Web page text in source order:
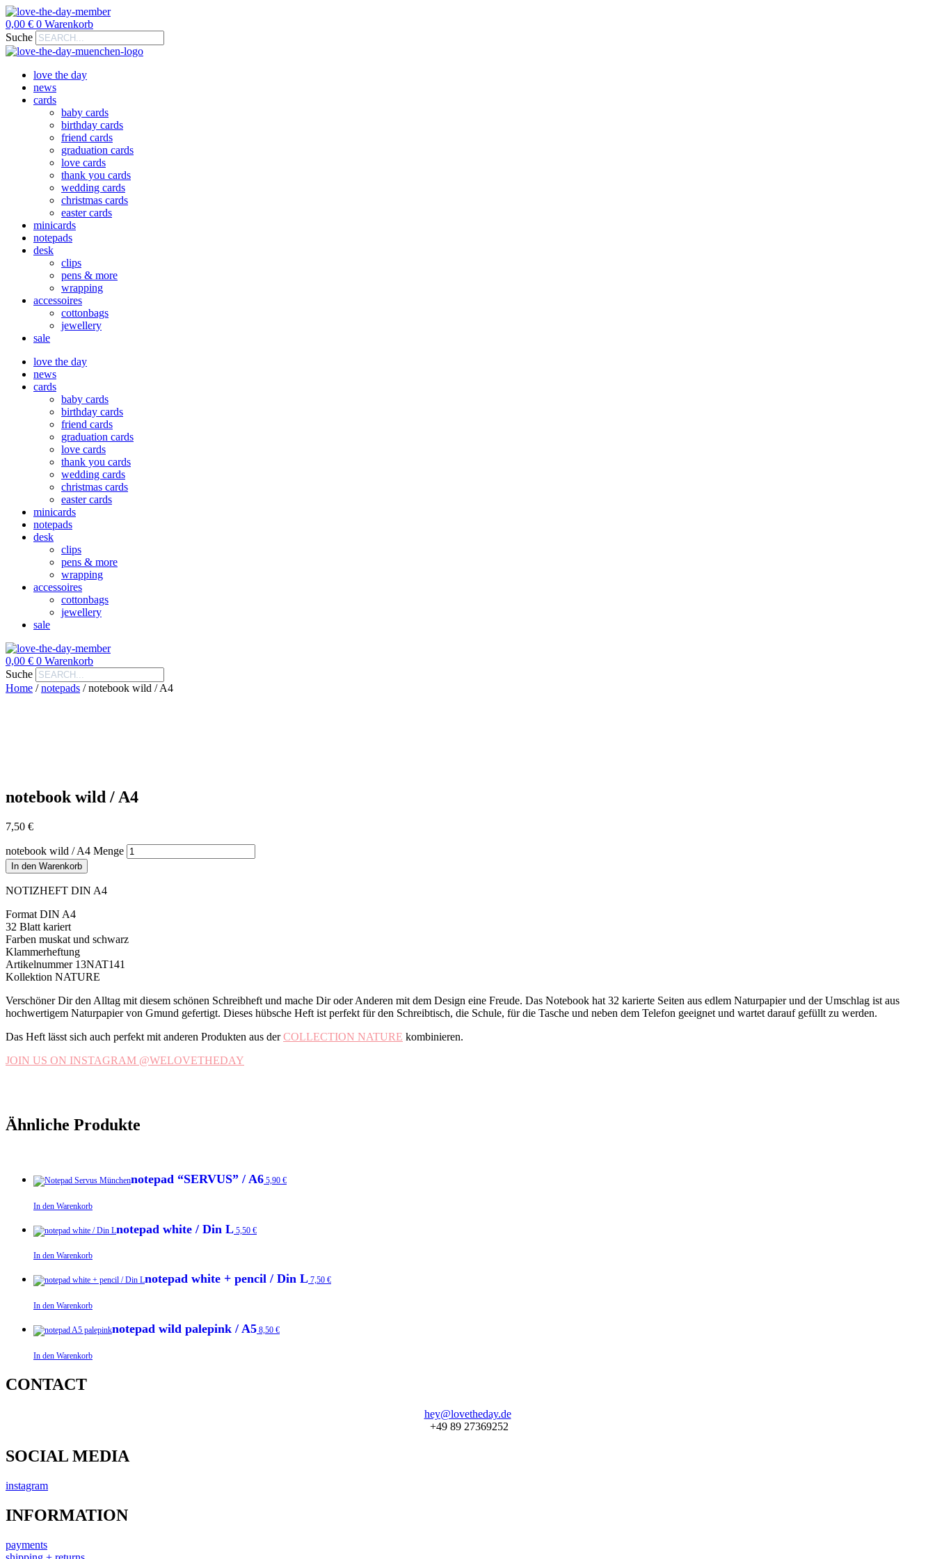
0,00 € 0 Warenkorb
Suche
love the day
news
cards
baby cards
birthday cards
friend cards
graduation cards
love cards
thank you cards
wedding cards
christmas cards
easter cards
minicards
notepads
desk
clips
pens & more
wrapping
accessoires
cottonbags
jewellery
sale
love the day
news
cards
baby cards
birthday cards
friend cards
graduation cards
love cards
thank you cards
wedding cards
christmas cards
easter cards
minicards
notepads
desk
clips
pens & more
wrapping
accessoires
cottonbags
jewellery
sale
0,00 € 0 Warenkorb
Suche
Home /notepads /notebook wild / A4
notebook wild / A4
7,50 €
notebook wild / A4 Menge
In den Warenkorb
NOTIZHEFT DIN A4
Format DIN A4
32 Blatt kariert
Farben muskat und schwarz
Klammerheftung
Artikelnummer 13NAT141
Kollektion NATURE
Verschöner Dir den Alltag mit diesem schönen Schreibheft und mache Dir oder Anderen mit dem Design eine Freude. Das Notebook hat 32 karierte Seiten aus edlem Naturpapier und der Umschlag ist aus
hochwertigem Naturpapier von Gmund gefertigt. Dieses hübsche Heft ist perfekt für den Schreibtisch, die Schule, für die Tasche und neben dem Telefon geeignet und wartet darauf gefüllt zu werden.
Das Heft lässt sich auch perfekt mit anderen Produkten aus derCOLLECTION NATURE kombinieren.
JOIN US ON INSTAGRAM @WELOVETHEDAY
Ähnliche Produkte
notepad “SERVUS” / A6 5,90 €
In den Warenkorb
notepad white / Din L 5,50 €
In den Warenkorb
notepad white + pencil / Din L 7,50 €
In den Warenkorb
notepad wild palepink / A5 8,50 €
In den Warenkorb
CONTACT
hey@lovetheday.de
+49 89 27369252‬
SOCIAL MEDIA
instagram
INFORMATION
payments